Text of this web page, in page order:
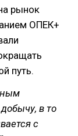
рынок
ОПЕК+
путь.
в то
с